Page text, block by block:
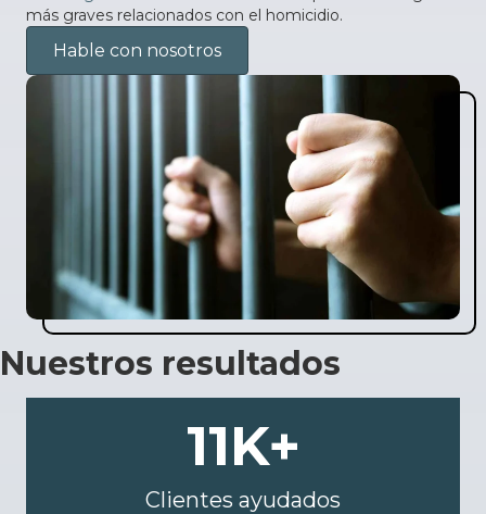
más graves relacionados con el homicidio.
Hable con nosotros
Nuestros resultados
11K+
Clientes ayudados